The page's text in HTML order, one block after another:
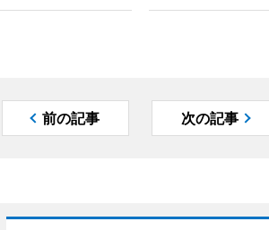
前の記事 次の記事